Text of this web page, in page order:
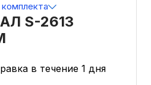
S-2613
в течение 1 дня